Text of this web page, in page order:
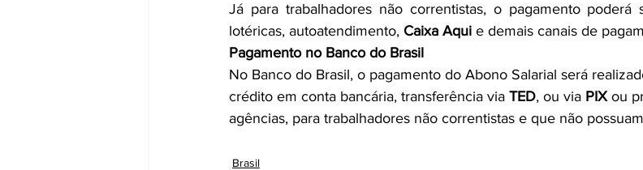
Já para trabalhadores não correntistas, o pagamento poderá
lotéricas, autoatendimento, Caixa Aqui e demais canais de
Pagamento no Banco do Brasil
No Banco do Brasil, o pagamento do Abono Salarial será
crédito em conta bancária, transferência via TED, ou via PIX ou
agências, para trabalhadores não correntistas e que não possuam
Brasil